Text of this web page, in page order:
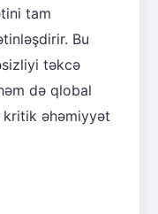
tam
Bu
təkcə
də qlobal
əhəmiyyət